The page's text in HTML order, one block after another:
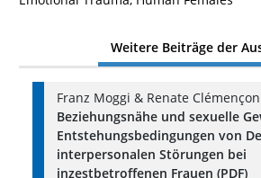
Weitere Beiträge der
Franz Moggi & Renate Clémençon
Beziehungsnähe und sexuelle
Entstehungsbedingungen von
interpersonalen Störungen bei
inzestbetroffenen Frauen (PDF)